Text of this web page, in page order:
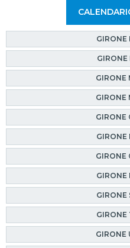
GIRONE
GIRONE
GIRONE
GIRONE
GIRONE
GIRONE
GIRONE
GIRONE
GIRONE
GIRONE
GIRONE